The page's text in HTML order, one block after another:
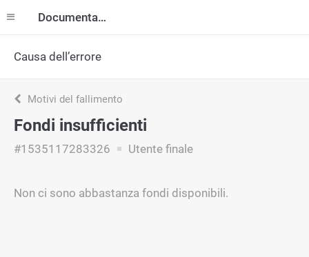
Documentazione
Causa dell’errore
Motivi del fallimento
Fondi insufficienti
#1535117283326 Utente finale
Non ci sono abbastanza fondi disponibili.